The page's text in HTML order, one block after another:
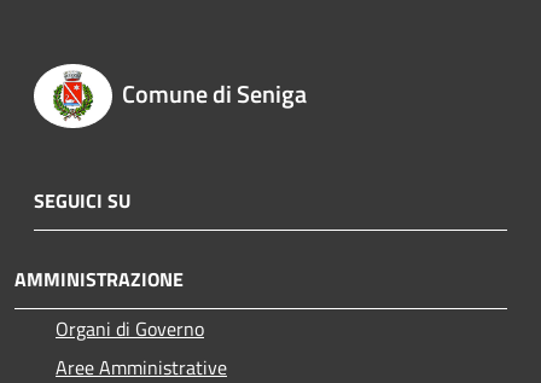
Comune di Seniga
SEGUICI SU
AMMINISTRAZIONE
Organi di Governo
Aree Amministrative